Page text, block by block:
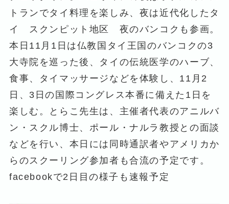
トランでタイ料理を楽しみ、夜は近代化したタ
イ スクンピット地区 夜のバンコクも参画。
本日11月1日は仏教国タイ王国のバンコクの3
大寺院を巡った後、タイの伝統医学のハーブ、
食事、タイマッサージなどを体験し、11月2
日、3日の国際コングレス本番に備えた1日を
楽しむ。とらこ先生は、主催者代表のアニルバ
ン・スクル博士、ポール・ナルラ教授との面談
などを行い、本日には同時通訳者やアメリカか
らのスクーリング参加者も合流の予定です。
facebookで2日目の様子も速報予定